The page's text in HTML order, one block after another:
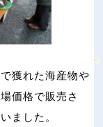
獲れた海産物や
価格で販売さ
ました。